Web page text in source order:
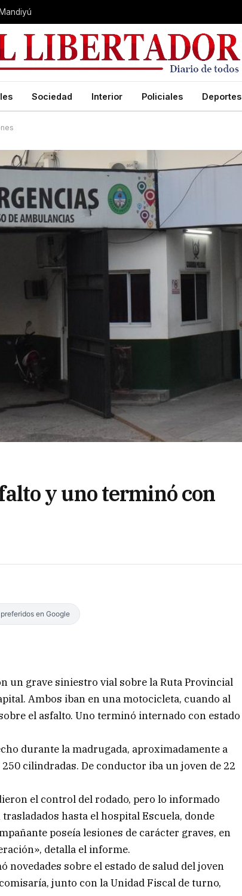
Sociedad Interior Policiales Deportes
y uno terminó con
en Google
un grave siniestro vial sobre la Ruta Provincial
Ambos iban en una motocicleta, cuando al
el asfalto. Uno terminó internado con estado
durante la madrugada, aproximadamente a
cilindradas. De conductor iba un joven de 22
el control del rodado, pero lo informado
hasta el hospital Escuela, donde
poseía lesiones de carácter graves, en
detalla el informe.
novedades sobre el estado de salud del joven
junto con la Unidad Fiscal de turno,